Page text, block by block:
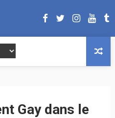
Gay dans le